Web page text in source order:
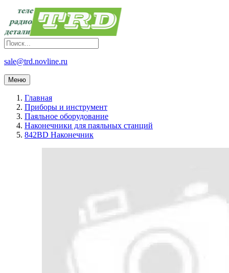
sale@trd.novline.ru
Меню
Главная
Приборы и инструмент
Паяльное оборудование
Наконечники для паяльных станций
842BD Наконечник